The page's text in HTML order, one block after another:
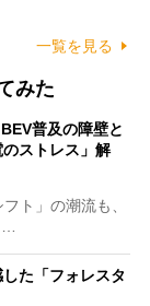
一覧を見る
みた
普及の障壁と
ストレス」解
ト」の潮流も、
た「フォレスタ